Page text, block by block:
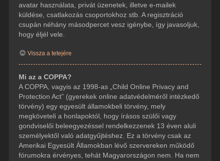
avatar használata, privát üzenetek, illetve e-mailek
küldése, csatlakozás csoportokhoz stb. A regisztráció
csupán néhány másodpercet vesz igénybe, így javasoljuk,
hogy éljél vele.
Vissza a tetejére
Mi az a COPPA?
A COPPA, vagyis az 1998-as „Child Online Privacy and
Protection Act” (gyerekek online adatvédelméről intézkedő
törvény) egy egyesült államokbeli törvény, mely
megköveteli a honlapoktól, hogy írásos szülői vagy
gondviselői beleegyezéssel rendelkezzenek 13 éven aluli
személyektől való adatgyűjtéshez. Ez a törvény csak az
Amerikai Egyesült Államokban lévő szervereken működő
fórumokra érvényes, tehát Magyarországon nem. Ha nem